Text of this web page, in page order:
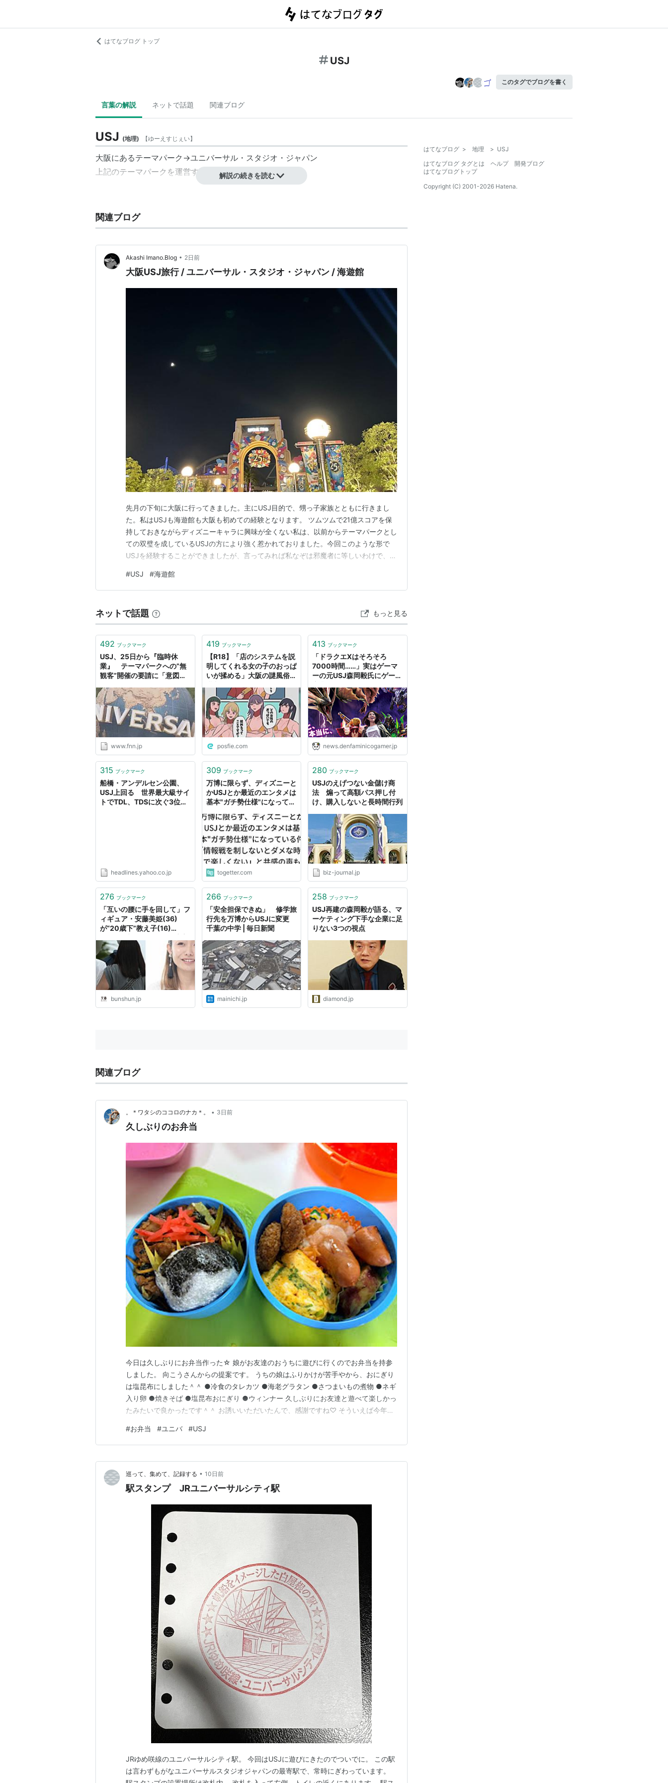
はてなブログ トップ
USJ
このタグでブログを書く
言葉の解説 ネットで話題 関連ブログ
USJ (地理) 【ゆーえすじぇい】
大阪にあるテーマパーク→ユニバーサル・スタジオ・ジャパン
上記のテーマパークを運営する法人→ユー・エス・ジェイ
解説の続きを読む
関連ブログ
Akashi Imano.Blog • 2日前
大阪USJ旅行 / ユニバーサル・スタジオ・ジャパン / 海遊館
先月の下旬に大阪に行ってきました。主にUSJ目的で、甥っ子家族とともに行きまし
た。私はUSJも海遊館も大阪も初めての経験となります。 ツムツムで21億スコアを保
持しておきながらディズニーキャラに興味が全くない私は、以前からテーマパークとし
ての双璧を成しているUSJの方により強く惹かれておりました。今回このような形で
USJを経験することができましたが、言ってみれば私なぞは邪魔者に等しいわけで、同
リーケースの小型のものを生憎持ち合わせていなかったために、リュック二つで行くと
いう形を採用しました。そもそもリュックスタイル…
#USJ #海遊館
ネットで話題 もっと見る
492 ブックマーク
USJ、25日から『臨時休
業』 テーマパークへの”無
観客”開催の要請に「意図を
www.fnn.jp
419 ブックマーク
【R18】「店のシステムを説
明してくれる女の子のおっぱ
いが揉める」大阪の謎風俗店
→「NPC姦だ」「夜のUSJ」
posfie.com
413 ブックマーク
「ドラクエXはそろそろ
7000時間……」実はゲーマ
ーの元USJ森岡毅氏にゲーム
聞いてみた
news.denfaminicogamer.jp
315 ブックマーク
船橋・アンデルセン公園、
USJ上回る 世界最大級サイ
トでTDL、TDSに次ぐ3位
headlines.yahoo.co.jp
309 ブックマーク
万博に限らず、ディズニーと
かUSJとか最近のエンタメは
基本"ガチ勢仕様"になってい
メな時点で楽しくない」と共
感の声も
togetter.com
280 ブックマーク
USJのえげつない金儲け商
法 煽って高額パス押し付
け、購入しないと長時間行列
biz-journal.jp
276 ブックマーク
「互いの腰に手を回して」フ
ィギュア・安藤美姫(36)
が“20歳下”教え子(16)
写真「電車の中でも抱き合っ
て…」 | 文春オンライン
bunshun.jp
266 ブックマーク
「安全担保できぬ」 修学旅
行先を万博からUSJに変更
千葉の中学 | 毎日新聞
mainichi.jp
258 ブックマーク
USJ再建の森岡毅が語る、マ
ーケティング下手な企業に足
りない3つの視点
diamond.jp
関連ブログ
。＊ワタシのココロのナカ＊。 • 3日前
久しぶりのお弁当
今日は久しぶりにお弁当作った☆ 娘がお友達のおうちに遊びに行くのでお弁当を持参
しました。 向こうさんからの提案です。 うちの娘はふりかけが苦手やから、おにぎり
は塩昆布にしました＾＾ ●冷食のタレカツ ●海老グラタン ●さつまいもの煮物 ●ネギ
入り卵 ●焼きそば ●塩昆布おにぎり ●ウィンナー 久しぶりにお友達と遊べて楽しかっ
たみたいで良かったです＾＾ お誘いいただいたんで、感謝ですね♡ そういえば今年度
人的な目標の一つでした！！ 安い方の年パスではあるから、除外日が結構あるんやけ
ど… そのお陰で今年の結婚記念日は、夫…
#お弁当 #ユニバ #USJ
巡って、集めて、記録する • 10日前
駅スタンプ JRユニバーサルシティ駅
JRゆめ咲線のユニバーサルシティ駅。 今回はUSJに遊びにきたのでついでに。 この駅
は言わずもがなユニバーサルスタジオジャパンの最寄駅で、常時にぎわっています。
はてなブログ > 地理 > USJ
はてなブログ タグとは
ヘルプ
開発ブログ
はてなブログトップ
Copyright (C) 2001-2026 Hatena.